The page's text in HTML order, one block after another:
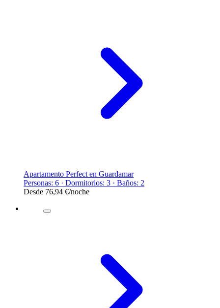
Apartamento Perfect en Guardamar
Personas: 6 · Dormitorios: 3 · Baños: 2
Desde 76,94 €/noche